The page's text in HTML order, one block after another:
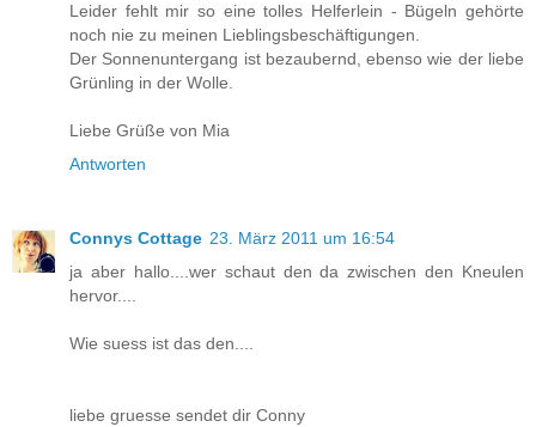
Leider fehlt mir so eine tolles Helferlein - Bügeln gehörte
noch nie zu meinen Lieblingsbeschäftigungen.
Der Sonnenuntergang ist bezaubernd, ebenso wie der liebe
Grünling in der Wolle.
Liebe Grüße von Mia
Antworten
Connys Cottage 23. März 2011 um 16:54
ja aber hallo....wer schaut den da zwischen den Kneulen
hervor....
Wie suess ist das den....
liebe gruesse sendet dir Conny